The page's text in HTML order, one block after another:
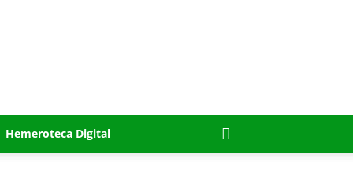
Hemeroteca Digital